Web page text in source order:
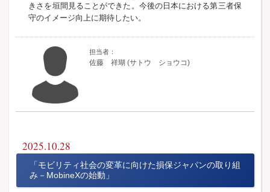
きさを垣間見ることができた。今後の日本における第三者保
守のイメージ向上に期待したい。
佐藤 祥瑚 (サトウ ショウコ)
2025.10.28
「モビリティ社会の変革に向けた損保ジャパンの取り組
み－MobineXの始動」